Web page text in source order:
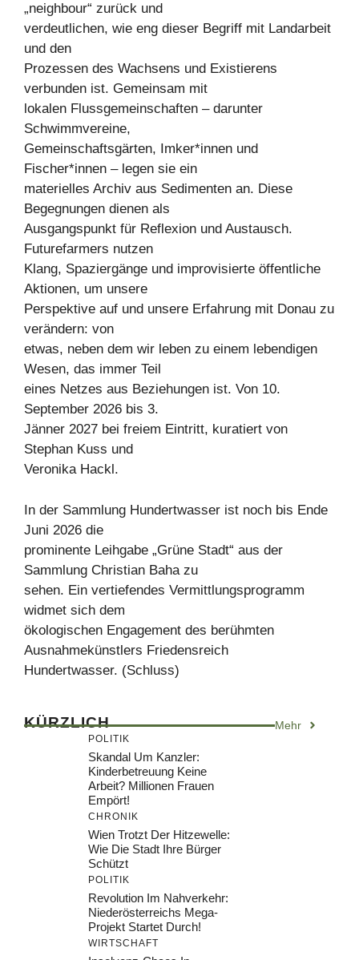
„neighbour“ zurück und
verdeutlichen, wie eng dieser Begriff mit Landarbeit
und den
Prozessen des Wachsens und Existierens
verbunden ist. Gemeinsam mit
lokalen Flussgemeinschaften – darunter
Schwimmvereine,
Gemeinschaftsgärten, Imker*innen und
Fischer*innen – legen sie ein
materielles Archiv aus Sedimenten an. Diese
Begegnungen dienen als
Ausgangspunkt für Reflexion und Austausch.
Futurefarmers nutzen
Klang, Spaziergänge und improvisierte öffentliche
Aktionen, um unsere
Perspektive auf und unsere Erfahrung mit Donau zu
verändern: von
etwas, neben dem wir leben zu einem lebendigen
Wesen, das immer Teil
eines Netzes aus Beziehungen ist. Von 10.
September 2026 bis 3.
Jänner 2027 bei freiem Eintritt, kuratiert von
Stephan Kuss und
Veronika Hackl.
In der Sammlung Hundertwasser ist noch bis Ende
Juni 2026 die
prominente Leihgabe „Grüne Stadt“ aus der
Sammlung Christian Baha zu
sehen. Ein vertiefendes Vermittlungsprogramm
widmet sich dem
ökologischen Engagement des berühmten
Ausnahmekünstlers Friedensreich
Hundertwasser. (Schluss)
KÜRZLICH Mehr
POLITIK
Skandal Um Kanzler:
Kinderbetreuung Keine
Arbeit? Millionen Frauen
Empört!
CHRONIK
Wien Trotzt Der Hitzewelle:
Wie Die Stadt Ihre Bürger
Schützt
POLITIK
Revolution Im Nahverkehr:
Niederösterreichs Mega-
Projekt Startet Durch!
WIRTSCHAFT